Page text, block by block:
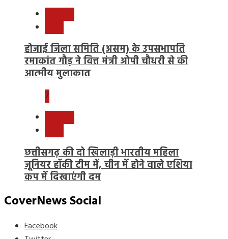
होजाई जिला समिति (असम) के उपसभापति
रमाकांत गौड़ ने वित्त मंत्री ओपी चौधरी से की
आत्मीय मुलाकात
7
छत्तीसगढ़ की दो खिलाड़ी भारतीय महिला
जूनियर हॉकी टीम में, चीन में होने वाले एशिया
कप में दिखाएंगी दम
CoverNews Social
Facebook